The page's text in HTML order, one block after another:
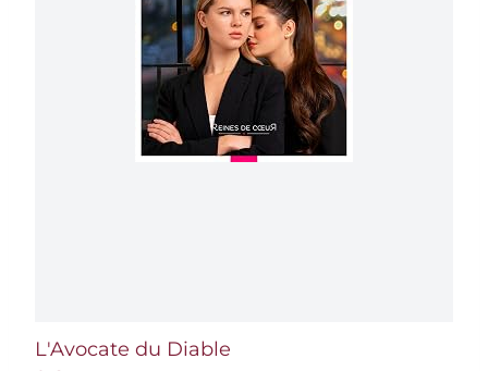
L'Avocate du Diable